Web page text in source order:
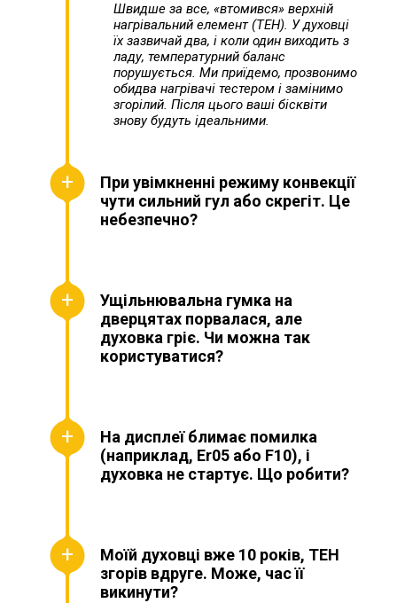
Швидше за все, «втомився» верхній
нагрівальний елемент (ТЕН). У духовці
їх зазвичай два, і коли один виходить з
ладу, температурний баланс
порушується. Ми приїдемо, прозвонимо
обидва нагрівачі тестером і замінимо
згорілий. Після цього ваші бісквіти
знову будуть ідеальними.
При увімкненні режиму конвекції
чути сильний гул або скрегіт. Це
небезпечно?
Ущільнювальна гумка на
дверцятах порвалася, але
духовка гріє. Чи можна так
користуватися?
На дисплеї блимає помилка
(наприклад, Er05 або F10), і
духовка не стартує. Що робити?
Моїй духовці вже 10 років, ТЕН
згорів вдруге. Може, час її
викинути?